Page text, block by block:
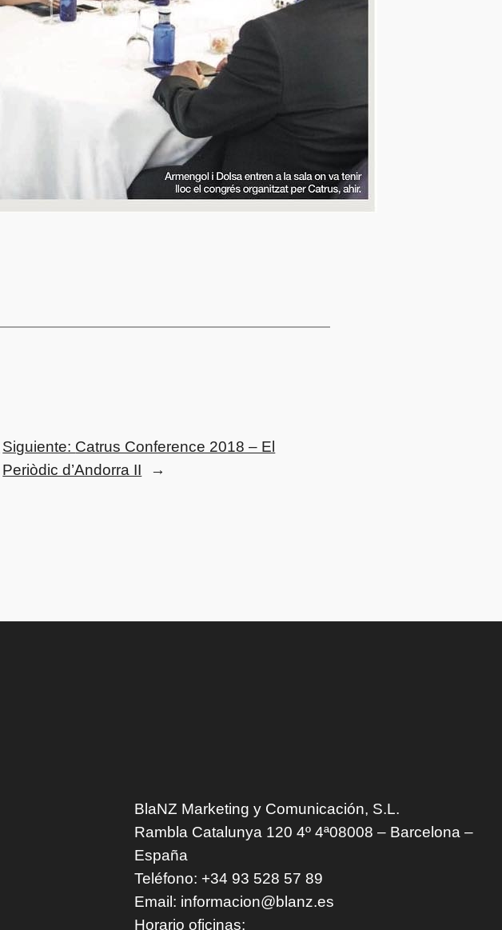
Siguiente: Catrus Conference 2018 – El
Periòdic d’Andorra II
→
BlaNZ Marketing y Comunicación, S.L.
Rambla Catalunya 120 4º 4ª08008 – Barcelona –
España
Teléfono: +34 93 528 57 89
Email: informacion@blanz.es
Horario oficinas: